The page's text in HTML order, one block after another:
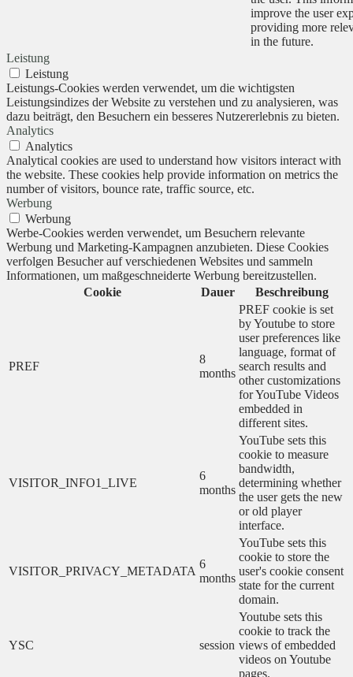
improve the user
providing more
in the future.
Leistung
Leistung
Leistungs-Cookies werden verwendet, um die wichtigsten
Leistungsindizes der Website zu verstehen und zu analysieren, was
dazu beiträgt, den Besuchern ein besseres Nutzererlebnis zu bieten.
Analytics
Analytics
Analytical cookies are used to understand how visitors interact with
the website. These cookies help provide information on metrics the
number of visitors, bounce rate, traffic source, etc.
Werbung
Werbung
Werbe-Cookies werden verwendet, um Besuchern relevante
Werbung und Marketing-Kampagnen anzubieten. Diese Cookies
verfolgen Besucher auf verschiedenen Websites und sammeln
Informationen, um maßgeschneiderte Werbung bereitzustellen.
Cookie
Dauer Beschreibung
PREF
8
months
PREF cookie is set
by Youtube to store
user preferences like
language, format of
search results and
other customizations
for YouTube Videos
embedded in
different sites.
VISITOR_INFO1_LIVE
6
months
YouTube sets this
cookie to measure
bandwidth,
determining whether
the user gets the new
or old player
interface.
VISITOR_PRIVACY_METADATA
6
months
YouTube sets this
cookie to store the
user's cookie consent
state for the current
domain.
YSC session
Youtube sets this
cookie to track the
views of embedded
videos on Youtube
pages.